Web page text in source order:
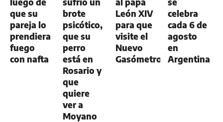
que su
pareja lo
prendiera
fuego
con nafta
brote
psicótico,
que su
perro
está en
Rosario y
que
quiere
ver a
Moyano
León XIV
para que
visite el
Nuevo
Gasómetro
celebra
cada 6 de
agosto
en
Argentina